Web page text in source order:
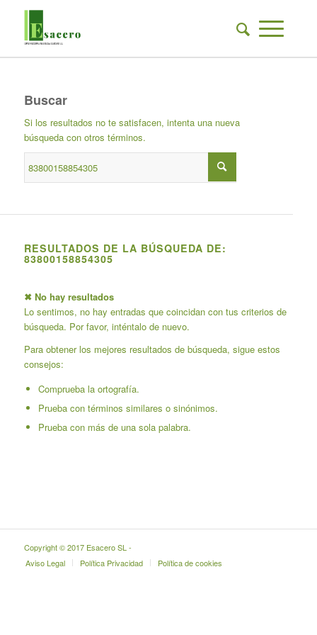
Buscar
Si los resultados no te satisfacen, intenta una nueva
búsqueda con otros términos.
RESULTADOS DE LA BÚSQUEDA DE:
83800158854305
✖ No hay resultados
Lo sentimos, no hay entradas que coincidan con tus criterios de
búsqueda. Por favor, inténtalo de nuevo.
Para obtener los mejores resultados de búsqueda, sigue estos
consejos:
Comprueba la ortografía.
Prueba con términos similares o sinónimos.
Prueba con más de una sola palabra.
Copyright © 2017 Esacero SL -
Aviso Legal
Política Privacidad Política de cookies